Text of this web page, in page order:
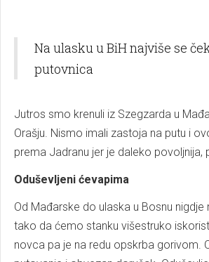
Na ulasku u BiH najviše se
putovnica
Jutros smo krenuli iz Szegzarda u
Orašju. Nismo imali zastoja na putu i
prema Jadranu jer je daleko povoljnija,
Oduševljeni ćevapima
Od Mađarske do ulaska u Bosnu
tako da ćemo stanku višestruko
novca pa je na redu opskrba gorivom.